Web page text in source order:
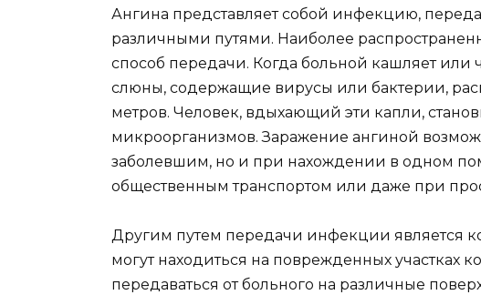
Ангина представляет собой инфекцию,
различными путями. Наиболее
способ передачи. Когда больной кашляет или
слюны, содержащие вирусы или бактерии,
метров. Человек, вдыхающий эти капли,
микроорганизмов. Заражение ангиной
заболевшим, но и при нахождении в одном
общественным транспортом или даже при
Другим путем передачи инфекции является
могут находиться на поврежденных участках
передаваться от больного на различные